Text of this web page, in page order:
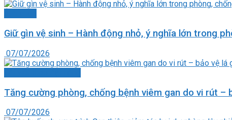
Giữ gìn vệ sinh – Hành động nhỏ, ý nghĩa lớn trong
07/07/2026
Tăng cường phòng, chống bệnh viêm gan do vi rút –
07/07/2026